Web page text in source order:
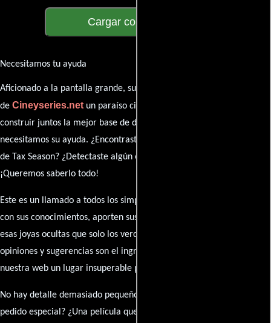
Cargar comentarios
Necesitamos tu ayuda
Aficionado a la pantalla grande, su participación es clave para hacer
de Cineyseries.netun paraíso cinéfilo completo. Queremos
construir juntos la mejor base de datos cinematográfica, pero
necesitamos su ayuda. ¿Encontraste algún dato faltante en la ficha
de Tax Season? ¿Detectaste algún error en la sinopsis o el elenco?
¡Queremos saberlo todo!
Este es un llamado a todos los simpatizantes del cine: contribuyan
con sus conocimientos, aporten sus descubrimientos y compartan
esas joyas ocultas que solo los verdaderos fanáticos conocen. Sus
opiniones y sugerencias son el ingrediente secreto que hará de
nuestra web un lugar insuperable para los amantes del celuloide.
No hay detalle demasiado pequeño ni opinión insignificante. ¿Algún
pedido especial? ¿Una película que sueñas con ver reseñada?